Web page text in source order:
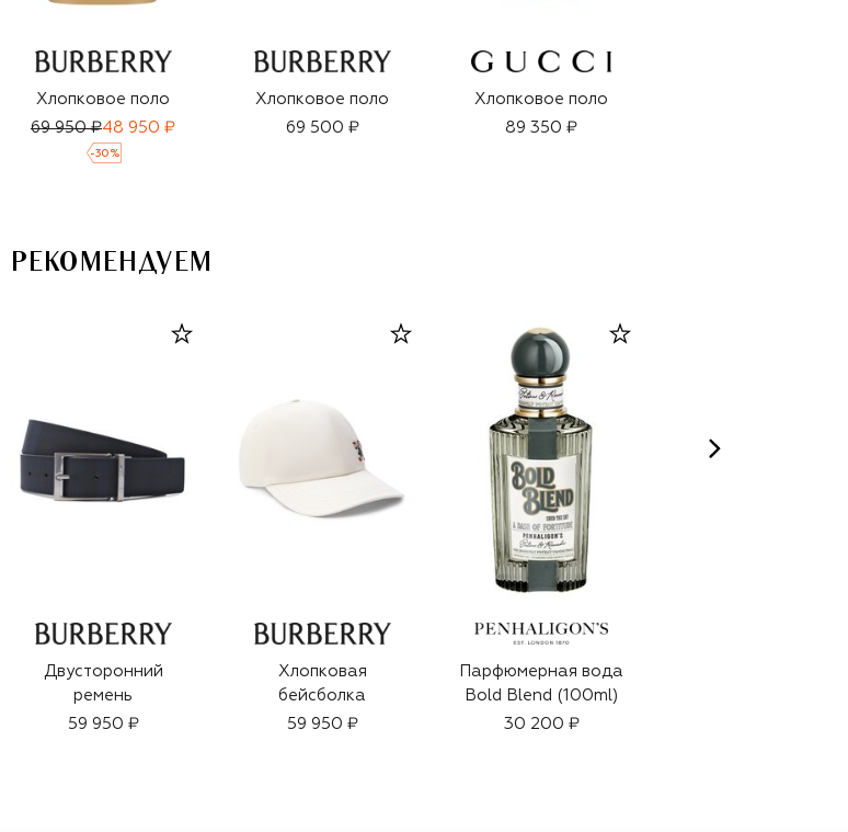
Хлопковое поло
69 950 ₽48 950 ₽
-30 %
Хлопковое поло
69 500 ₽
Хлопковое поло
89 350 ₽
РЕКОМЕНДУЕМ
Двусторонний
ремень
59 950 ₽
Хлопковая
бейсболка
59 950 ₽
Парфюмерная вода
Bold Blend (100ml)
30 200 ₽